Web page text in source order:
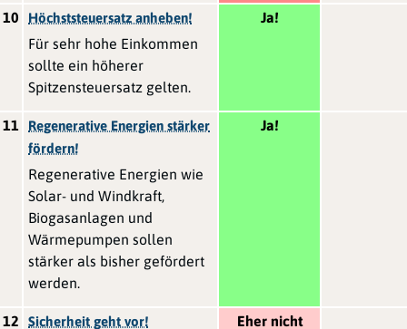
10 Höchststeuersatz anheben!
Für sehr hohe Einkommen
sollte ein höherer
Spitzensteuersatz gelten.
Ja!
11
Regenerative Energien stärker
fördern!
Regenerative Energien wie
Solar- und Windkraft,
Biogasanlagen und
Wärmepumpen sollen
stärker als bisher gefördert
werden.
Ja!
12 Sicherheit geht vor! Eher nicht